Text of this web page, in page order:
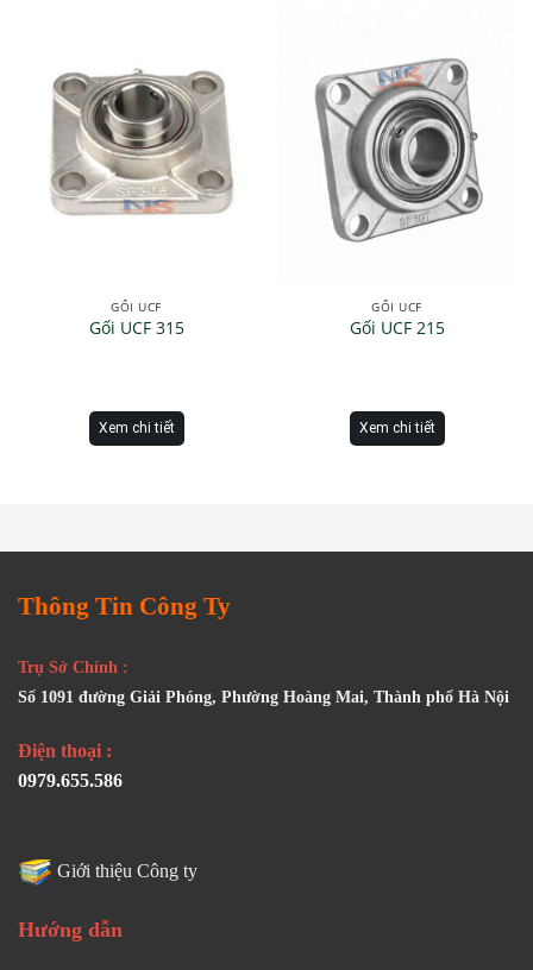
GỐI UCF
Gối UCF 315
Xem chi tiết
GỐI UCF
Gối UCF 215
Xem chi tiết
Thông Tin Công Ty
Trụ Sở Chính :
Số 1091 đường Giải Phóng, Phường Hoàng Mai, Thành phố Hà Nội
Điện thoại :
0979.655.586
Giới thiệu Công ty
Hướng dẫn